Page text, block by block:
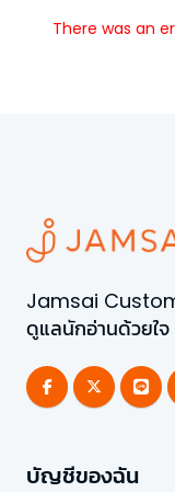
There was an
Jamsai
ดูแลนักอ่านด้วยใจ
บัญชีของฉัน